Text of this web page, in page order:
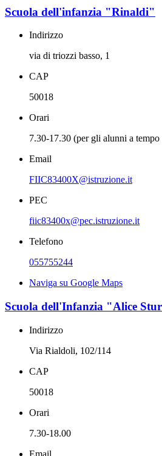
Scuola dell'infanzia "Rinaldi"
Indirizzo
via di triozzi basso, 1
CAP
50018
Orari
7.30-17.30 (per gli alunni a
Email
FIIC83400X@istruzione.it
PEC
fiic83400x@pec.istruzione.it
Telefono
055755244
Naviga su Google Maps
Scuola dell'Infanzia "Alice
Indirizzo
Via Rialdoli, 102/114
CAP
50018
Orari
7.30-18.00
Email